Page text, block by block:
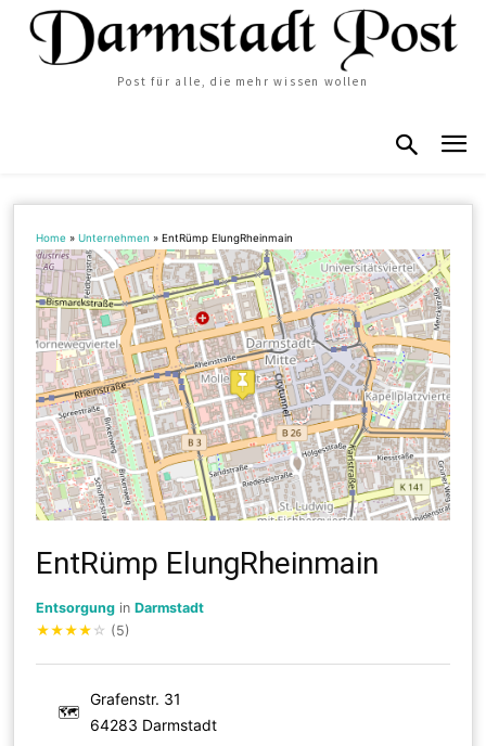
Post für alle, die mehr wissen wollen
Home »Unternehmen »EntRümp ElungRheinmain
EntRümp ElungRheinmain
Entsorgung inDarmstadt
★★★★ ☆ (5)
🗺
Grafenstr. 31
64283 Darmstadt